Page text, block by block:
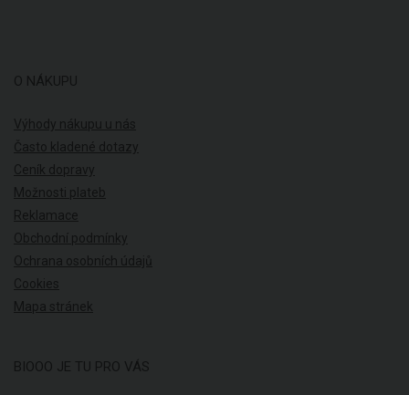
O NÁKUPU
Výhody nákupu u nás
Často kladené dotazy
Ceník dopravy
Možnosti plateb
Reklamace
Obchodní podmínky
Ochrana osobních údajů
Cookies
Mapa stránek
BIOOO JE TU PRO VÁS